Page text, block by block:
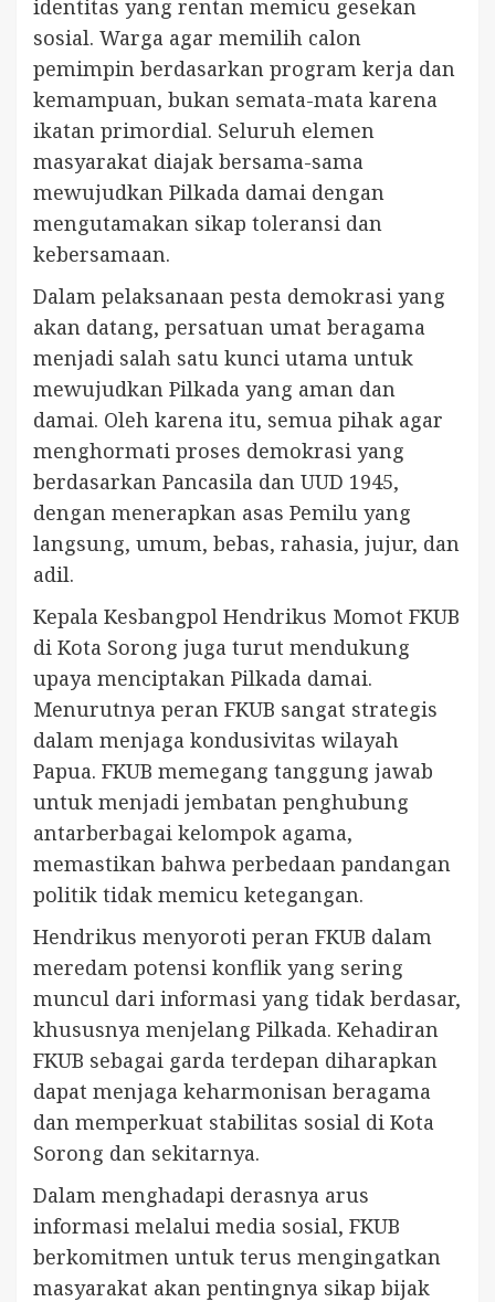
identitas yang rentan memicu gesekan
sosial. Warga agar memilih calon
pemimpin berdasarkan program kerja dan
kemampuan, bukan semata-mata karena
ikatan primordial. Seluruh elemen
masyarakat diajak bersama-sama
mewujudkan Pilkada damai dengan
mengutamakan sikap toleransi dan
kebersamaan.
Dalam pelaksanaan pesta demokrasi yang
akan datang, persatuan umat beragama
menjadi salah satu kunci utama untuk
mewujudkan Pilkada yang aman dan
damai. Oleh karena itu, semua pihak agar
menghormati proses demokrasi yang
berdasarkan Pancasila dan UUD 1945,
dengan menerapkan asas Pemilu yang
langsung, umum, bebas, rahasia, jujur, dan
adil.
Kepala Kesbangpol Hendrikus Momot FKUB
di Kota Sorong juga turut mendukung
upaya menciptakan Pilkada damai.
Menurutnya peran FKUB sangat strategis
dalam menjaga kondusivitas wilayah
Papua. FKUB memegang tanggung jawab
untuk menjadi jembatan penghubung
antarberbagai kelompok agama,
memastikan bahwa perbedaan pandangan
politik tidak memicu ketegangan.
Hendrikus menyoroti peran FKUB dalam
meredam potensi konflik yang sering
muncul dari informasi yang tidak berdasar,
khususnya menjelang Pilkada. Kehadiran
FKUB sebagai garda terdepan diharapkan
dapat menjaga keharmonisan beragama
dan memperkuat stabilitas sosial di Kota
Sorong dan sekitarnya.
Dalam menghadapi derasnya arus
informasi melalui media sosial, FKUB
berkomitmen untuk terus mengingatkan
masyarakat akan pentingnya sikap bijak